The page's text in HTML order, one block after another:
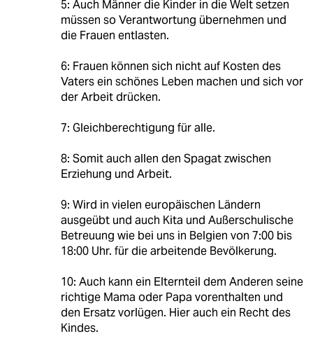
5: Auch Männer die Kinder in die Welt setzen
müssen so Verantwortung übernehmen und
die Frauen entlasten.
6: Frauen können sich nicht auf Kosten des
Vaters ein schönes Leben machen und sich vor
der Arbeit drücken.
7: Gleichberechtigung für alle.
8: Somit auch allen den Spagat zwischen
Erziehung und Arbeit.
9: Wird in vielen europäischen Ländern
ausgeübt und auch Kita und Außerschulische
Betreuung wie bei uns in Belgien von 7:00 bis
18:00 Uhr. für die arbeitende Bevölkerung.
10: Auch kann ein Elternteil dem Anderen seine
richtige Mama oder Papa vorenthalten und
den Ersatz vorlügen. Hier auch ein Recht des
Kindes.